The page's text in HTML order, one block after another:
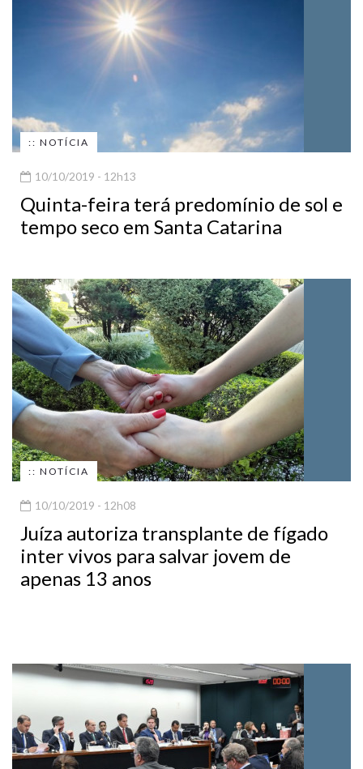
:: NOTÍCIA
10/10/2019 - 12h13
Quinta-feira terá predomínio de sol e
tempo seco em Santa Catarina
:: NOTÍCIA
10/10/2019 - 12h08
Juíza autoriza transplante de fígado
inter vivos para salvar jovem de
apenas 13 anos